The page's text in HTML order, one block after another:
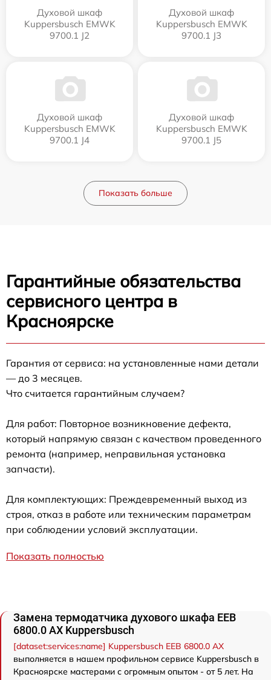
Духовой шкаф
Kuppersbusch EMWK
9700.1 J2
Духовой шкаф
Kuppersbusch EMWK
9700.1 J3
Духовой шкаф
Kuppersbusch EMWK
9700.1 J4
Духовой шкаф
Kuppersbusch EMWK
9700.1 J5
Показать больше
Гарантийные обязательства
сервисного центра в
Красноярске
Гарантия от сервиса: на установленные нами детали
— до 3 месяцев.
Что считается гарантийным случаем?
Для работ: Повторное возникновение дефекта,
который напрямую связан с качеством проведенного
ремонта (например, неправильная установка
запчасти).
Для комплектующих: Преждевременный выход из
строя, отказ в работе или техническим параметрам
при соблюдении условий эксплуатации.
Показать полностью
Замена термодатчика духового шкафа EEB
6800.0 AX Kuppersbusch
[dataset:services:name] Kuppersbusch EEB 6800.0 AX
выполняется в нашем профильном сервисе Kuppersbusch в
Красноярске мастерами с огромным опытом - от 5 лет. На